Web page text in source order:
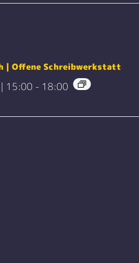
| Offene Schreibwerkstatt
15:00 - 18:00